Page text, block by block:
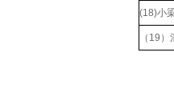
(18)小
（19